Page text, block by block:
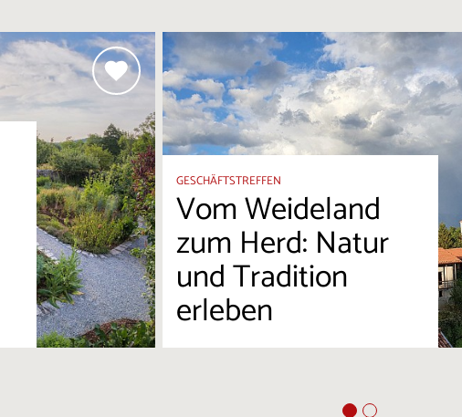
GESCHÄFTSTREFFEN
Vom Weideland
zum Herd: Natur
und Tradition
erleben